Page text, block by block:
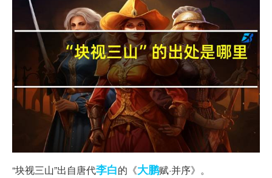
“块视三山”出自唐代李白的《大鹏赋·并序》。